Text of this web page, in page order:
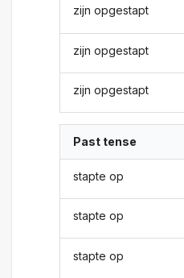
zijn opgestapt
zijn opgestapt
zijn opgestapt
Past tense
stapte op
stapte op
stapte op